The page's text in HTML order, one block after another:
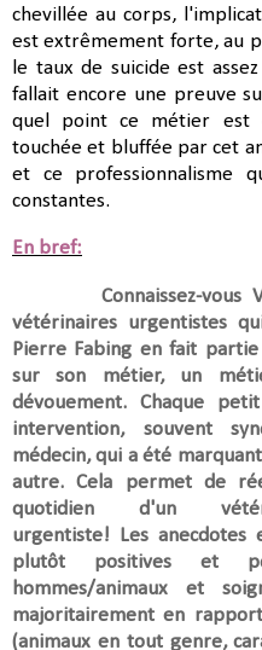
chevillée au corps,
est extrêmement forte, au
le taux de suicide est
fallait encore une preuve
quel point ce métier est
touchée et bluffée par cet
et ce professionnalisme
constantes.
En bref:
Connaissez-
vétérinaires urgentistes
Pierre Fabing en fait
sur son métier, un
dévouement.Chaque
intervention, souvent
médecin, qui a été
autre. Cela permet de
quotidien d'un
urgentiste!
Les anecdotes
plutôt positives et
hommes/animaux et
majoritairementen
(animaux en tout genre,